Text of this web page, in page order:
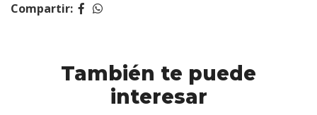
Compartir:
También te puede
interesar